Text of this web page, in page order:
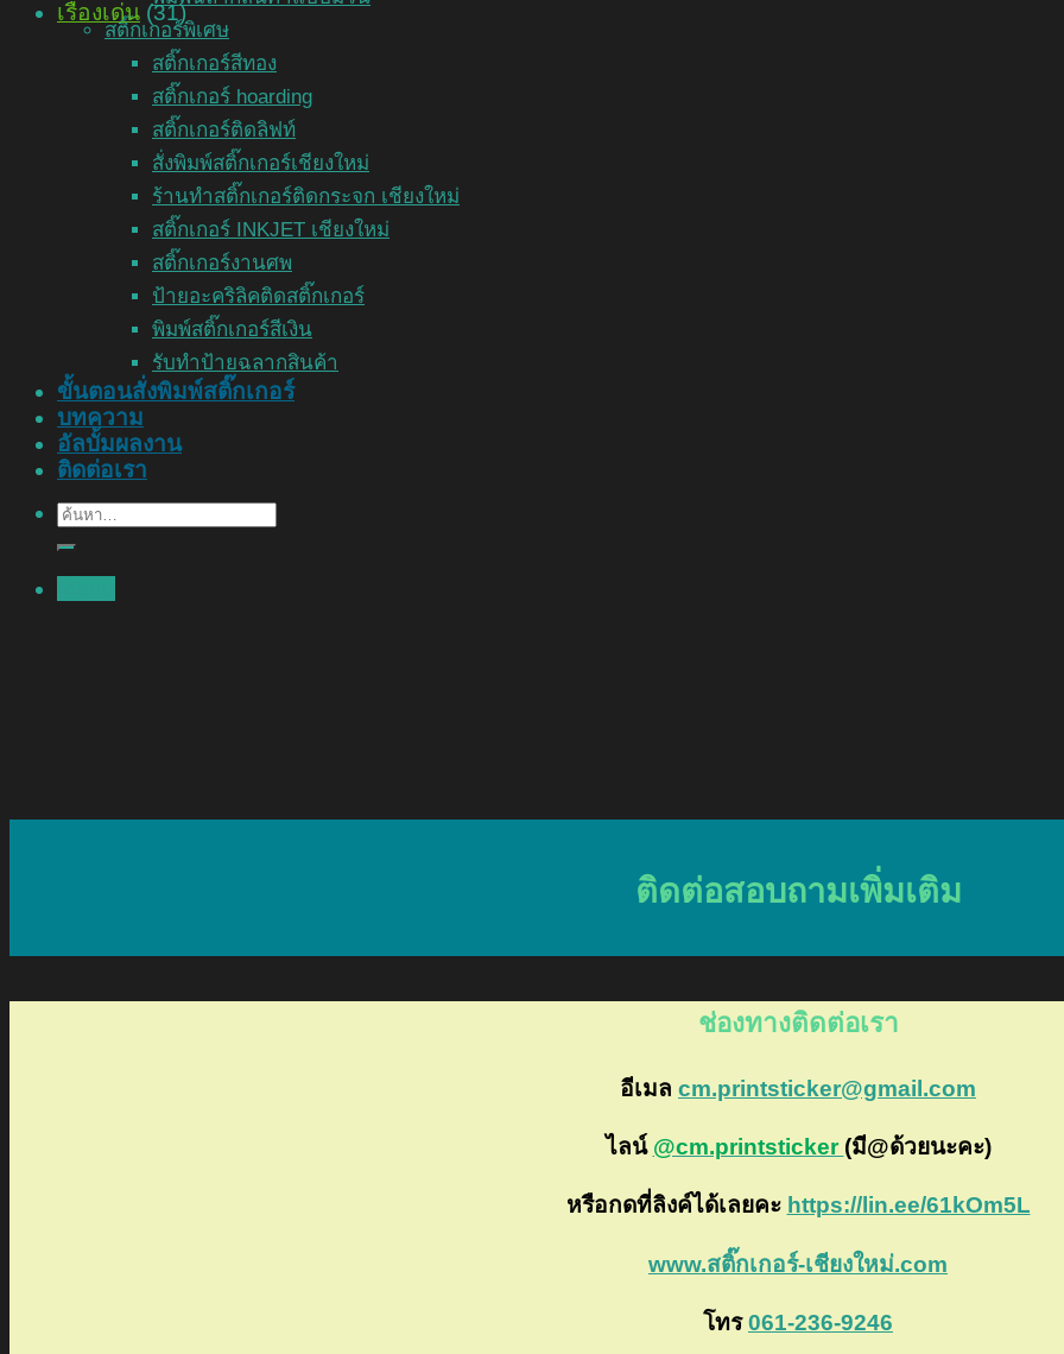
สติ๊กเกอร์พิเศษ
สติ๊กเกอร์สีทอง
สติ๊กเกอร์ hoarding
สติ๊กเกอร์ติดลิฟท์
สั่งพิมพ์สติ๊กเกอร์เชียงใหม่
ร้านทำสติ๊กเกอร์ติดกระจก เชียงใหม่
สติ๊กเกอร์ INKJET เชียงใหม่
สติ๊กเกอร์งานศพ
ป้ายอะคริลิคติดสติ๊กเกอร์
พิมพ์สติ๊กเกอร์สีเงิน
รับทำป้ายฉลากสินค้า
ขั้นตอนสั่งพิมพ์สติ๊กเกอร์
บทความ
อัลบั้มผลงาน
ติดต่อเรา
ค้นหา:
เรื่องเด่น (31)
ติดต่อสอบถามเพิ่มเติม
ช่องทางติดต่อเรา
อีเมล cm.printsticker@gmail.com
ไลน์ @cm.printsticker (มี@ด้วยนะคะ)
หรือกดที่ลิงค์ได้เลยคะ https://lin.ee/61kOm5L
www.สติ๊กเกอร์-เชียงใหม่.com
โทร 061-236-9246